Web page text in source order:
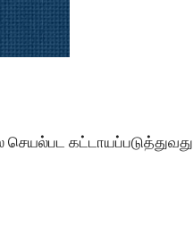
செயல்பட கட்டாயப்படுத்துவது